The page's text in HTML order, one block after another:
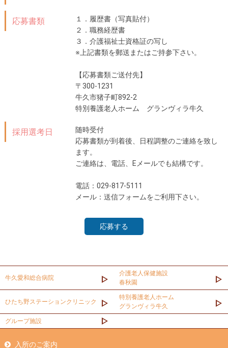
応募書類
１．履歴書（写真貼付）
２．職務経歴書
３．介護福祉士資格証の写し
※上記書類を郵送またはご持参下さい。
【応募書類ご送付先】
〒300-1231
牛久市猪子町892-2
特別養護老人ホーム グランヴィラ牛久
採用選考日
随時受付
応募書類が到着後、日程調整のご連絡を致し
ます。
ご連絡は、電話、Eメールでも結構です。
電話：029-817-5111
メール：送信フォームをご利用下さい。
応募する
牛久愛和総合病院
介護老人保健施設
春秋園
ひたち野ステーションクリニック
特別養護老人ホーム
グランヴィラ牛久
グループ施設
入所のご案内